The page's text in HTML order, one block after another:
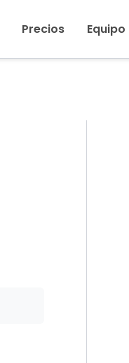
Precios Equipo